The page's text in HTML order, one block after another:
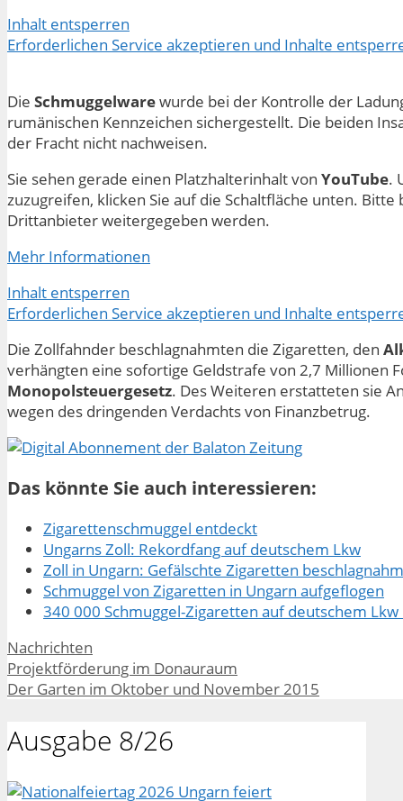
Inhalt entsperren
Erforderlichen Service akzeptieren und Inhalte
Die Schmuggelwarewurde bei der Kontrolle der
rumänischen Kennzeichen sichergestellt. Die beiden
der Fracht nicht nachweisen.
Sie sehen gerade einen Platzhalterinhalt von YouTube.
zuzugreifen, klicken Sie auf die Schaltfläche unten. Bitte
Drittanbieter weitergegeben werden.
Mehr Informationen
Inhalt entsperren
Erforderlichen Service akzeptieren und Inhalte
Die Zollfahnder beschlagnahmten die Zigaretten, den
verhängten eine sofortige Geldstrafe von 2,7 Millionen
Monopolsteuergesetz. Des Weiteren erstatteten sie
wegen des dringenden Verdachts von Finanzbetrug.
Das könnte Sie auch interessieren:
Zigarettenschmuggel entdeckt
Ungarns Zoll: Rekordfang auf deutschem Lkw
Zoll in Ungarn: Gefälschte Zigaretten
Schmuggel von Zigaretten in Ungarn aufgeflogen
340 000 Schmuggel-Zigaretten auf deutschem Lkw
Kategorien
Nachrichten
Projektförderung im Donauraum
Der Garten im Oktober und November 2015
Ausgabe 8/26